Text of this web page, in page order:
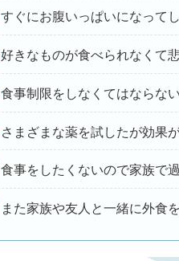
すぐにお腹いっぱいになって
好きなものが食べられなくて
食事制限をしなくてはならな
さまざまな薬を試したが効果
食事をしたくないので家族で
また家族や友人と一緒に外食